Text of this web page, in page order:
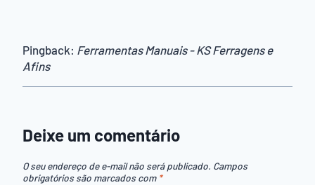
Pingback: Ferramentas Manuais - KS Ferragens e
Afins
Deixe um comentário
O seu endereço de e-mail não será publicado. Campos
obrigatórios são marcados com *